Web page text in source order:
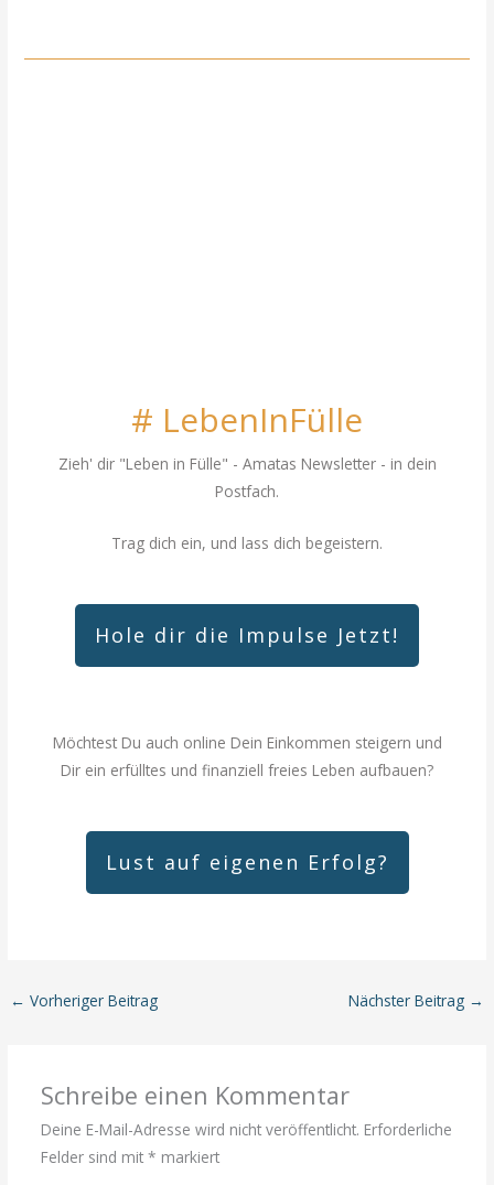
# LebenInFülle
Zieh' dir "Leben in Fülle" - Amatas Newsletter - in dein
Postfach.
Trag dich ein, und lass dich begeistern.
Hole dir die Impulse Jetzt!
Möchtest Du auch online Dein Einkommen steigern und
Dir ein erfülltes und finanziell freies Leben aufbauen?
Lust auf eigenen Erfolg?
← Vorheriger Beitrag Nächster Beitrag →
Schreibe einen Kommentar
Deine E-Mail-Adresse wird nicht veröffentlicht. Erforderliche
Felder sind mit * markiert